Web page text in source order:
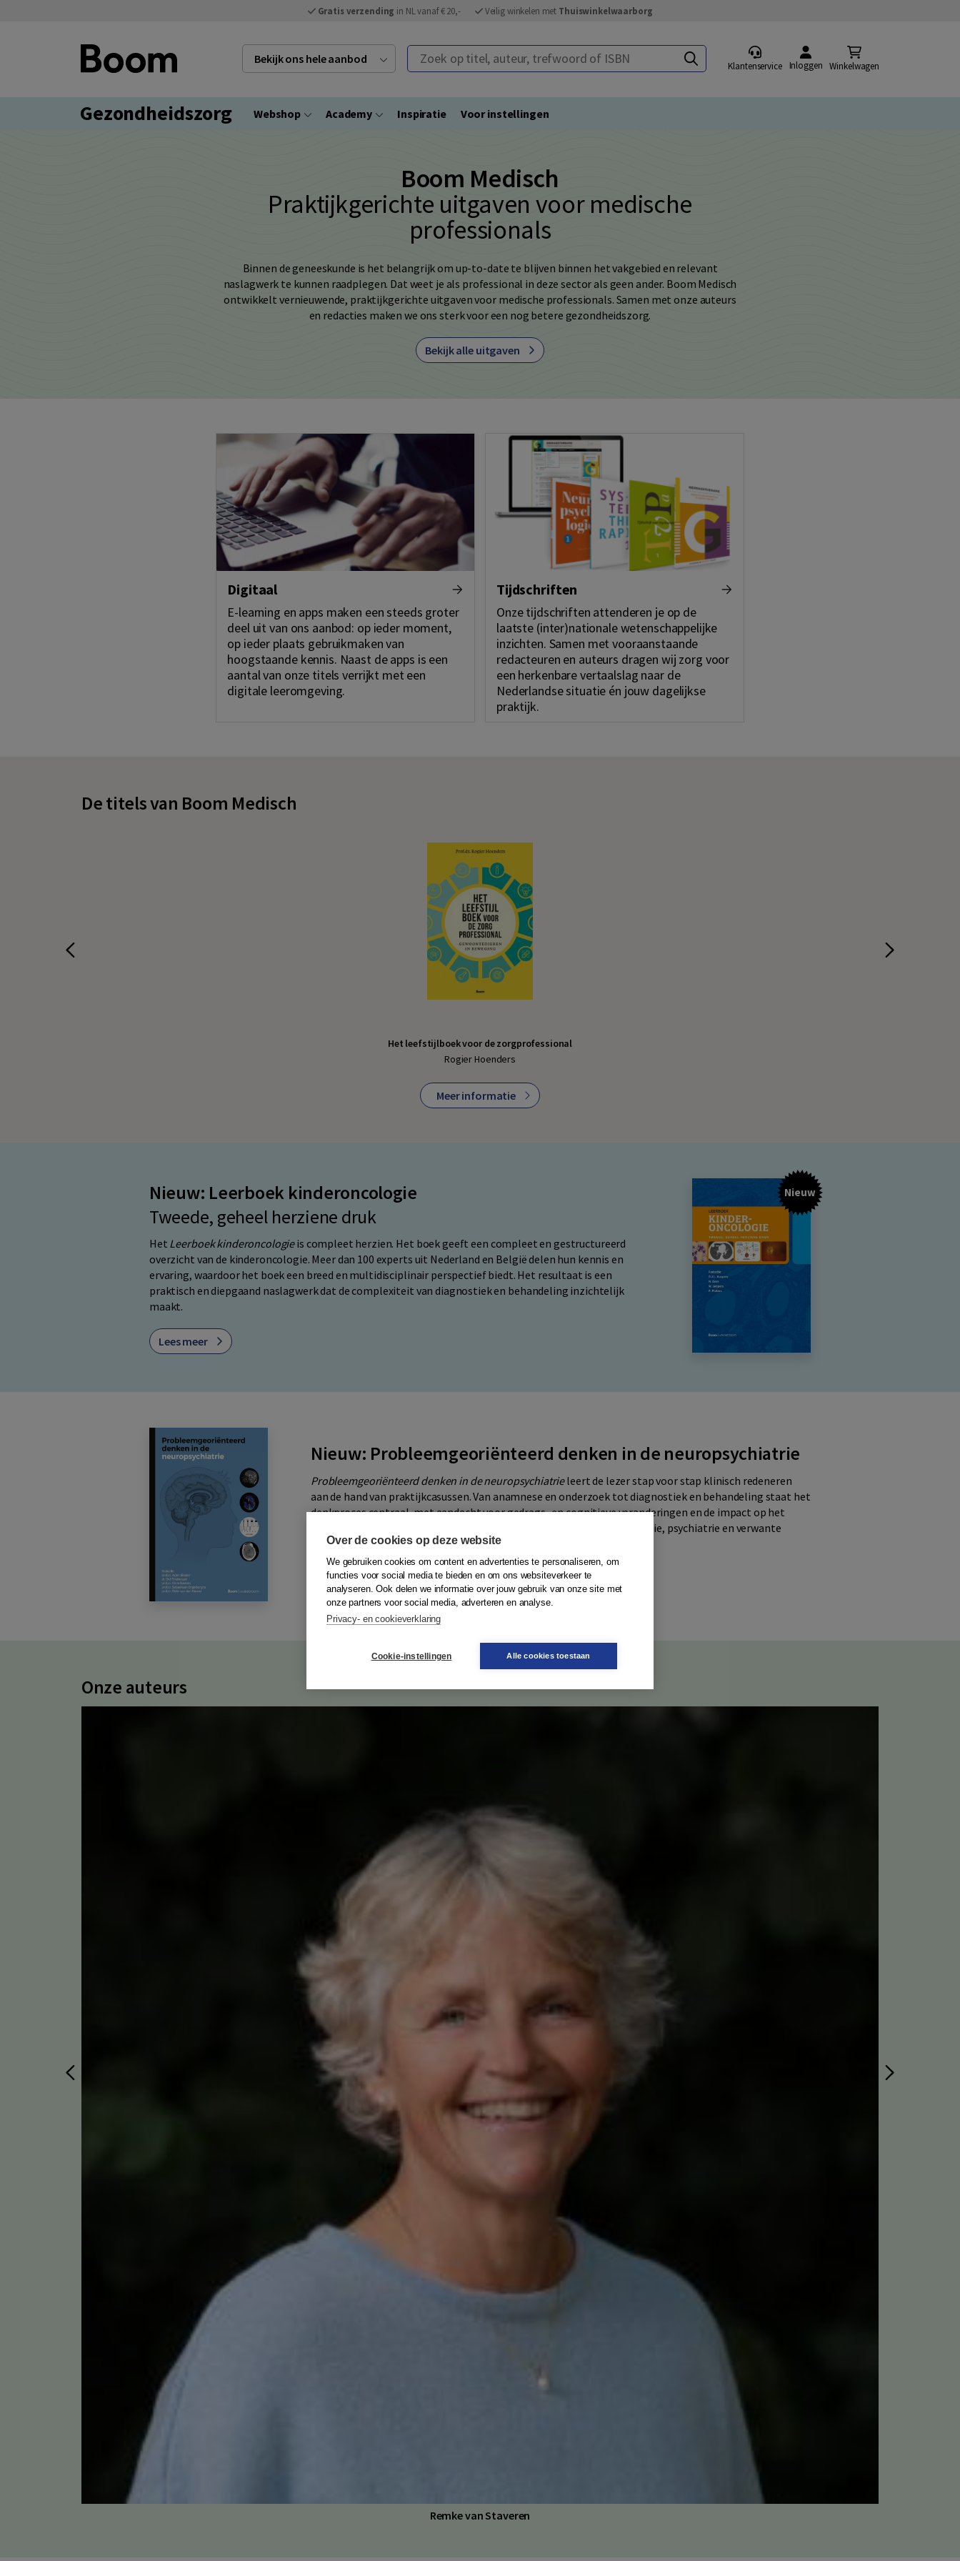
Gratis verzending in NL vanaf € 20,- Veilig winkelen met Thuiswinkelwaarborg
Bekijk ons hele aanbod Zoek op titel, auteur, trefwoord of ISBN
Klantenservice Inloggen Winkelwagen
Gezondheidszorg Webshop Academy Inspiratie Voor instellingen
Boom Medisch
Praktijkgerichte uitgaven voor medische
professionals
Binnen de geneeskunde is het belangrijk om up-to-date te blijven binnen het vakgebied en relevant
naslagwerk te kunnen raadplegen. Dat weet je als professional in deze sector als geen ander. Boom Medisch
ontwikkelt vernieuwende, praktijkgerichte uitgaven voor medische professionals. Samen met onze auteurs
en redacties maken we ons sterk voor een nog betere gezondheidszorg.
Bekijk alle uitgaven
Digitaal
E-learning en apps maken een steeds groter
deel uit van ons aanbod: op ieder moment,
op ieder plaats gebruikmaken van
hoogstaande kennis. Naast de apps is een
aantal van onze titels verrijkt met een
digitale leeromgeving.
Tijdschriften
Onze tijdschriften attenderen je op de
laatste (inter)nationale wetenschappelijke
inzichten. Samen met vooraanstaande
redacteuren en auteurs dragen wij zorg voor
een herkenbare vertaalslag naar de
Nederlandse situatie én jouw dagelijkse
praktijk.
De titels van Boom Medisch
Het leefstijlboek voor de zorgprofessional
Rogier Hoenders
Meer informatie
Nieuw
Nieuw: Leerboek kinderoncologie
Tweede, geheel herziene druk
Het Leerboek kinderoncologieis compleet herzien. Het boek geeft een compleet en gestructureerd
overzicht van de kinderoncologie. Meer dan 100 experts uit Nederland en België delen hun kennis en
ervaring, waardoor het boek een breed en multidisciplinair perspectief biedt. Het resultaat is een
praktisch en diepgaand naslagwerk dat de complexiteit van diagnostiek en behandeling inzichtelijk
maakt.
Lees meer
Nieuw: Probleemgeoriënteerd denken in de neuropsychiatrie
Probleemgeoriënteerd denken in de neuropsychiatrieleert de lezer stap voor stap klinisch redeneren
aan de hand van praktijkcasussen. Van anamnese en onderzoek tot diagnostiek en behandeling staat het
denkproces centraal, met aandacht voor gedrags- en cognitieve veranderingen en de impact op het
dagelijks functioneren. Geschikt voor artsen en specialisten in neurologie, psychiatrie en verwante
vakgebieden die werken op het snijvlak van hersenen en gedrag.
Lees meer
Onze auteurs
Remke van Staveren
Over de cookies op deze website
We gebruiken cookies om content en advertenties te personaliseren, om
functies voor social media te bieden en om ons websiteverkeer te
analyseren. Ook delen we informatie over jouw gebruik van onze site met
onze partners voor social media, adverteren en analyse.
Privacy- en cookieverklaring
Cookie-instellingen Alle cookies toestaan